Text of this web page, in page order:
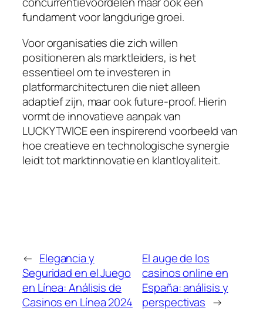
fundament voor langdurige groei.
Voor organisaties die zich willen
positioneren als marktleiders, is het
essentieel om te investeren in
platformarchitecturen die niet alleen
adaptief zijn, maar ook future-proof. Hierin
vormt de innovatieve aanpak van
LUCKYTWICE een inspirerend voorbeeld van
hoe creatieve en technologische synergie
leidt tot marktinnovatie en klantloyaliteit.
← Elegancia y
Seguridad en el Juego
en Línea: Análisis de
Casinos en Línea 2024
El auge de los
casinos online en
España: análisis y
perspectivas →